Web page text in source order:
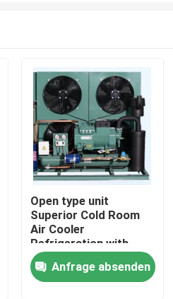
Open type unit
Superior Cold Room
Air Cooler
Refrigeration with
Bitzer Compressor
Comprehensive
Product Line for Wide
Anfrage absenden